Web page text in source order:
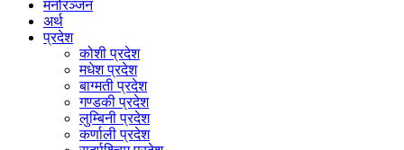
मनोरञ्जन
अर्थ
प्रदेश
कोशी प्रदेश
मधेश प्रदेश
बाग्मती प्रदेश
गण्डकी प्रदेश
लुम्बिनी प्रदेश
कर्णाली प्रदेश